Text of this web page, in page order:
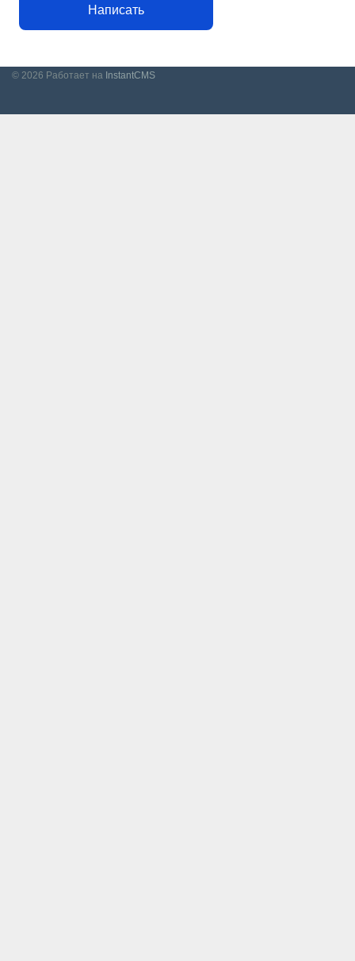
Написать
© 2026 Работает на InstantCMS